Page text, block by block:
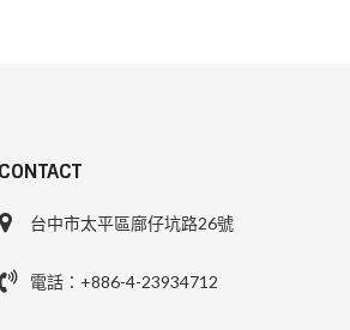
CONTACT
台中市太平區廍仔坑路26號
電話：+886-4-23934712